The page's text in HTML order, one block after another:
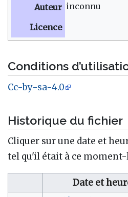
Auteur inconnu
Licence
Conditions
Cc-by-sa-4.0
Historique du fichier
Cliquer sur une date et
tel qu'il était à ce moment-
Date et